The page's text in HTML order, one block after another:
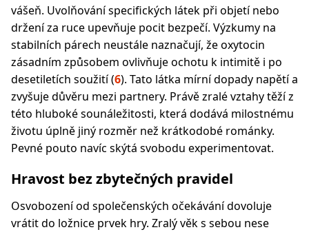
vášeň. Uvolňování specifických látek při objetí nebo
držení za ruce upevňuje pocit bezpečí. Výzkumy na
stabilních párech neustále naznačují, že oxytocin
zásadním způsobem ovlivňuje ochotu k intimitě i po
desetiletích soužití (6). Tato látka mírní dopady napětí a
zvyšuje důvěru mezi partnery. Právě zralé vztahy těží z
této hluboké sounáležitosti, která dodává milostnému
životu úplně jiný rozměr než krátkodobé románky.
Pevné pouto navíc skýtá svobodu experimentovat.
Hravost bez zbytečných pravidel
Osvobození od společenských očekávání dovoluje
vrátit do ložnice prvek hry. Zralý věk s sebou nese